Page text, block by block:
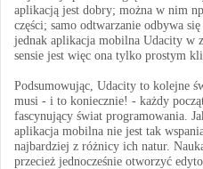
aplikacją jest dobry; można w nim
części; samo odtwarzanie odbywa
jednak aplikacja mobilna Udacity w
sensie jest więc ona tylko prostym
Podsumowując, Udacity to kolejne
musi - i to koniecznie! - każdy
fascynujący świat programowania.
aplikacja mobilna nie jest tak
najbardziej z różnicy ich natur.
przecież jednocześnie otworzyć